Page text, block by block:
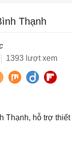
Thạnh
1393 lượt xem
Thạnh, hỗ trợ thiết